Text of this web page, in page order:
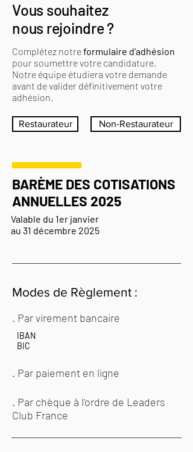
Vous souhaitez
nous rejoindre ?
Complétez notreformulaire d’adhésion
pour soumettre votre candidature.
Notre équipe étudiera votre demande
avant de valider définitivement votre
adhésion.
Restaurateur Non-Restaurateur
BARÈME DES COTISATIONS
ANNUELLES 2025
Valable du 1er janvier
au 31 décembre 2025
Modes de Règlement :
. Par virement bancaire
IBAN
BIC
. Par paiement en ligne
. Par chèque à l'ordre de Leaders
Club France